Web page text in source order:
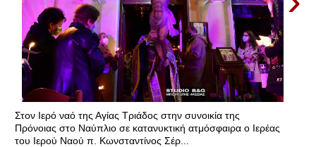
Στον Ιερό ναό της Αγίας Τριάδος στην συνοικία της
Πρόνοιας στο Ναύπλιο σε κατανυκτική ατμόσφαιρα ο Ιερέας
του Ιερού Ναού π. Κωνσταντίνος Σέρ...